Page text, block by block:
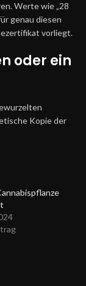
Werte wie „28
genau diesen
vorliegt.
oder ein
Kopie der